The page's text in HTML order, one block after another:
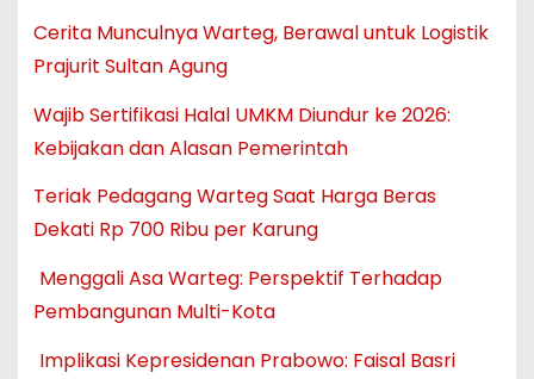
Cerita Munculnya Warteg, Berawal untuk Logistik
Prajurit Sultan Agung
Wajib Sertifikasi Halal UMKM Diundur ke 2026:
Kebijakan dan Alasan Pemerintah
Teriak Pedagang Warteg Saat Harga Beras
Dekati Rp 700 Ribu per Karung
Menggali Asa Warteg: Perspektif Terhadap
Pembangunan Multi-Kota
Implikasi Kepresidenan Prabowo: Faisal Basri